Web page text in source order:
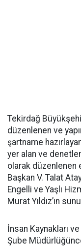
Tekirdağ
düzenlenen ve
şartname
yer alan ve
olarak düzenlenen
Başkan V. Talat
Engelli ve Yaşlı
Murat Yıldız’ın
İnsan Kaynakları
Şube